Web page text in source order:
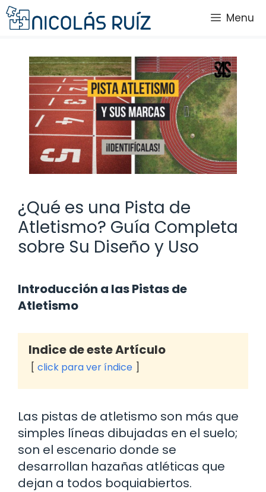
Saltar
al
Menu
¿Qué es una Pista de
Atletismo? Guía Completa
sobre Su Diseño y Uso
Introducción a las Pistas de
Atletismo
Indice de este Artículo
click para ver índice
Las pistas de atletismo son más que
simples líneas dibujadas en el suelo;
son el escenario donde se
desarrollan hazañas atléticas que
dejan a todos boquiabiertos.